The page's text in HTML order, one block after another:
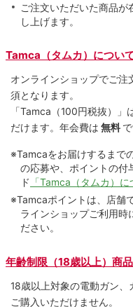
ご注文いただいた商品
し上げます。
Tamca（タムカ）につい
オンラインショップでご
須となります。
「Tamca （100円税抜）
」
だけます。 年会費は 無料 で
※Tamcaをお届けするまで
の応募や、ポイントの付
ド 「Tamca（タムカ）に
※Tamcaポイントは、店舗
ラインショップご利用時
ださい。
年齢制限（18歳以上）商
18歳以上対象の電動ガン
ご購入いただけません。